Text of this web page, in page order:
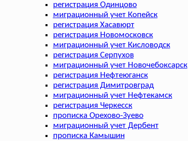
регистрация Одинцово
миграционный учет Копейск
регистрация Хасавюрт
регистрация Новомосковск
миграционный учет Кисловодск
регистрация Серпухов
миграционный учет Новочебоксарск
регистрация Нефтеюганск
регистрация Димитровград
миграционный учет Нефтекамск
регистрация Черкесск
прописка Орехово-Зуево
миграционный учет Дербент
прописка Камышин